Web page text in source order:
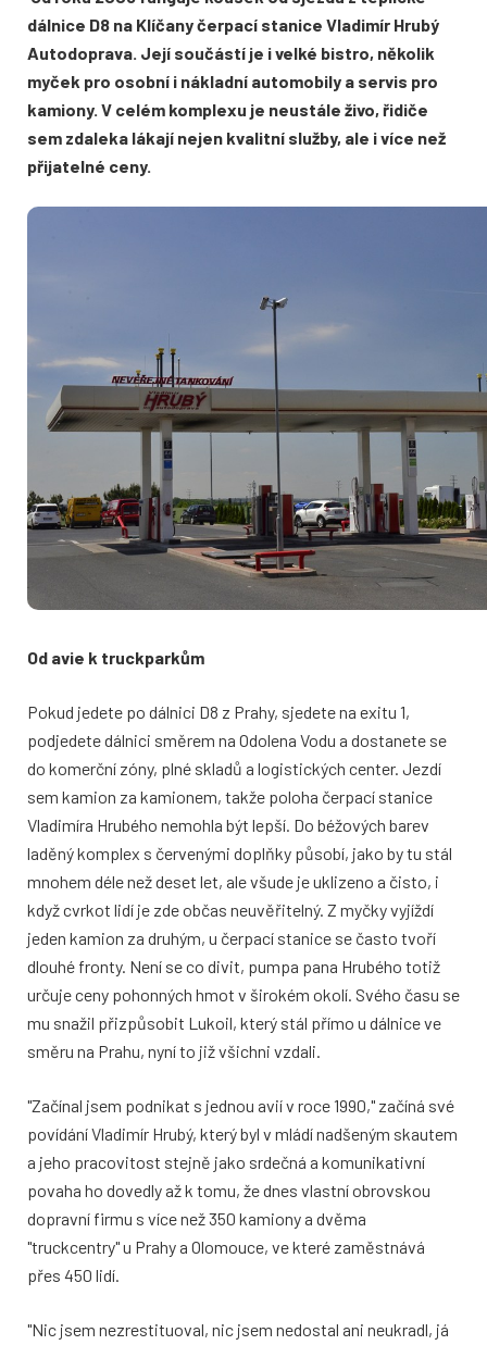
dálnice D8 na Klíčany čerpací stanice Vladimír Hrubý
Autodoprava. Její součástí je i velké bistro, několik
myček pro osobní i nákladní automobily a servis pro
kamiony. V celém komplexu je neustále živo, řidiče
sem zdaleka lákají nejen kvalitní služby, ale i více než
přijatelné ceny.
Od avie k truckparkům
Pokud jedete po dálnici D8 z Prahy, sjedete na exitu 1,
podjedete dálnici směrem na Odolena Vodu a dostanete se
do komerční zóny, plné skladů a logistických center. Jezdí
sem kamion za kamionem, takže poloha čerpací stanice
Vladimíra Hrubého nemohla být lepší. Do béžových barev
laděný komplex s červenými doplňky působí, jako by tu stál
mnohem déle než deset let, ale všude je uklizeno a čisto, i
když cvrkot lidí je zde občas neuvěřitelný. Z myčky vyjíždí
jeden kamion za druhým, u čerpací stanice se často tvoří
dlouhé fronty. Není se co divit, pumpa pana Hrubého totiž
určuje ceny pohonných hmot v širokém okolí. Svého času se
mu snažil přizpůsobit Lukoil, který stál přímo u dálnice ve
směru na Prahu, nyní to již všichni vzdali.
"Začínal jsem podnikat s jednou avií v roce 1990," začíná své
povídání Vladimír Hrubý, který byl v mládí nadšeným skautem
a jeho pracovitost stejně jako srdečná a komunikativní
povaha ho dovedly až k tomu, že dnes vlastní obrovskou
dopravní firmu s více než 350 kamiony a dvěma
"truckcentry" u Prahy a Olomouce, ve které zaměstnává
přes 450 lidí.
"Nic jsem nezrestituoval, nic jsem nedostal ani neukradl, já